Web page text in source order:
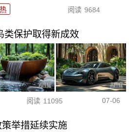
阅读 9684
类保护取得新成效
阅读 11095 07-06
举措延续实施